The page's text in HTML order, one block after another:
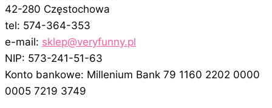
42-280 Częstochowa
tel: 574-364-353
e-mail: sklep@veryfunny.pl
NIP: 573-241-51-63
Konto bankowe: Millenium Bank 79 1160 2202 0000
0005 7219 3749